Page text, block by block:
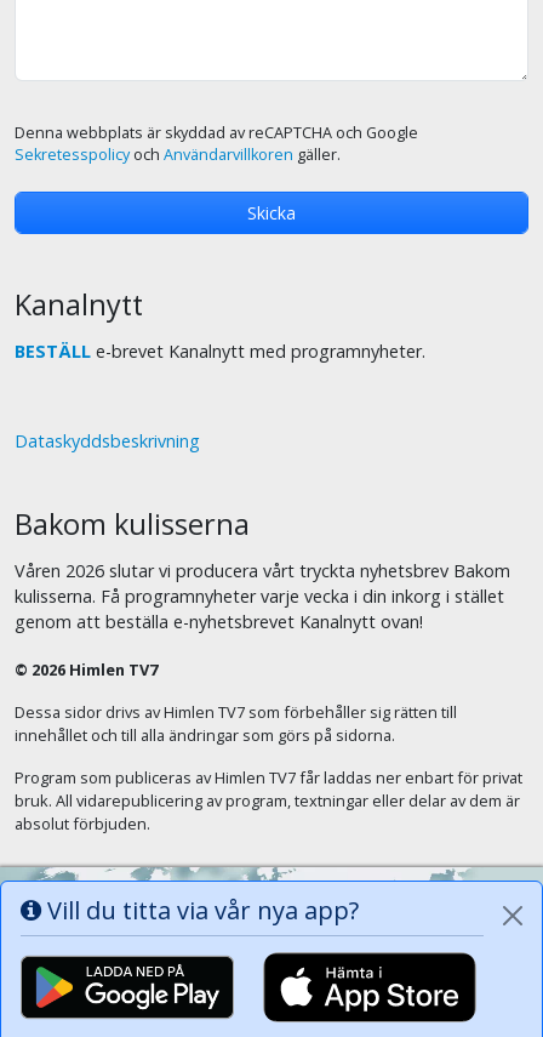
Denna webbplats är skyddad av reCAPTCHA och Google
Sekretesspolicyoch Användarvillkoren gäller.
Kanalnytt
BESTÄLL e-brevet Kanalnytt med programnyheter.
Dataskyddsbeskrivning
Bakom kulisserna
Våren 2026 slutar vi producera vårt tryckta nyhetsbrev Bakom
kulisserna. Få programnyheter varje vecka i din inkorg i stället
genom att beställa e-nyhetsbrevet Kanalnytt ovan!
Vill du titta via vår nya app?
© 2026 Himlen TV7
Dessa sidor drivs av Himlen TV7 som förbehåller sig rätten till
innehållet och till alla ändringar som görs på sidorna.
Program som publiceras av Himlen TV7 får laddas ner enbart för privat
bruk. All vidarepublicering av program, textningar eller delar av dem är
absolut förbjuden.
Alla tungor ska bekänna att Jesus Kristus
är Herren, Gud Fadern till ära. (Fil 2:11)